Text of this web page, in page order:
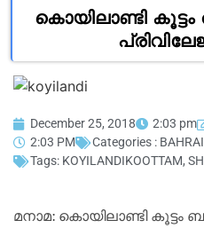
കൊയിലാണ്ടി
December 25, 2018 2:03 pm
2:03 PM
Categories :
Tags: KOYILANDIKOOTTAM,
മനാമ: കൊയിലാണ്ടി